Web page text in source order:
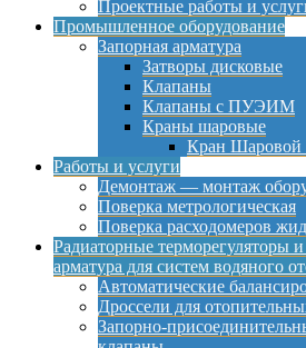
Проектные работы и
Промышленное оборудование
Запорная арматура
Затворы дисковые
Клапаны
Клапаны с ПУЭИМ
Краны шаровые
Кран
Работы и услуги
Демонтаж — монтаж
Поверка метрологическая
Поверка расходомеров
Радиаторные терморегуляторы
арматура для систем водяного
Автоматические
Дроссели для
Запорно-